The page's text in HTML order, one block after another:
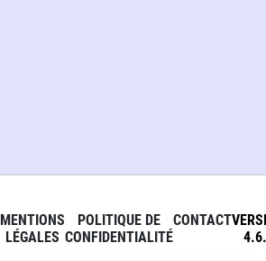
MENTIONS
LÉGALES
POLITIQUE DE
CONFIDENTIALITÉ
CONTACT